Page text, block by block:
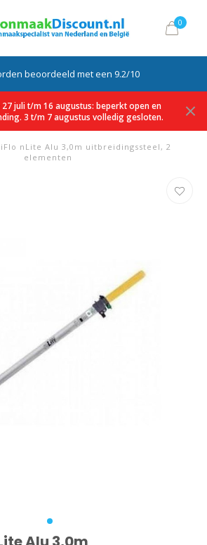
0
beoordeeld met een 9.2/10
juli t/m 16 augustus: beperkt open en
3 t/m 7 augustus volledig gesloten.
nLite Alu 3,0m uitbreidingssteel, 2
elementen